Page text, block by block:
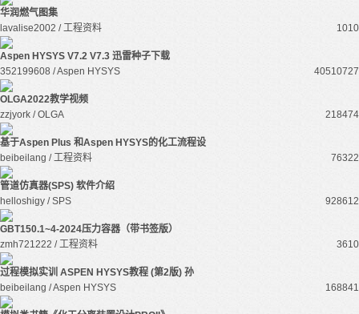
华润燃气图集
1010
lavalise2002 / 工程资料
Aspen HYSYS V7.2 V7.3 迅雷种子下载
40510727
352199608 / Aspen HYSYS
OLGA2022教学视频
218474
zzjyork / OLGA
基于Aspen Plus 和Aspen HYSYS的化工流程设
76322
beibeilang / 工程资料
管道仿真器(SPS) 软件介绍
928612
helloshigy / SPS
GBT150.1~4-2024压力容器（带书签版）
3610
zmh721222 / 工程资料
过程模拟实训 ASPEN HYSYS教程 (第2版) 孙
168841
beibeilang / Aspen HYSYS